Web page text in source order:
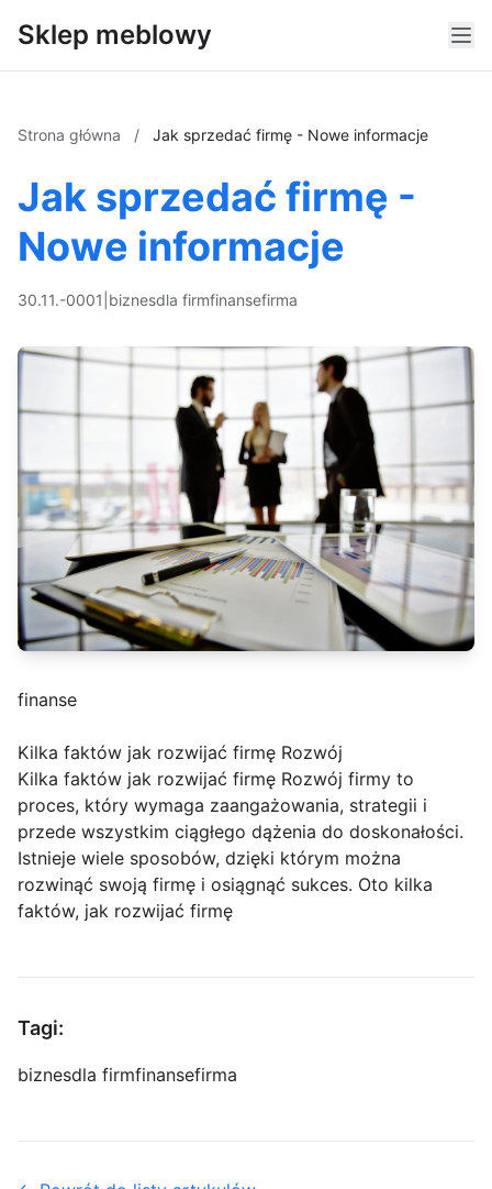
Sklep meblowy
Strona główna / Jak sprzedać firmę - Nowe informacje
Jak sprzedać firmę -
Nowe informacje
30.11.-0001 biznesdla firmfinansefirma
finanse
Kilka faktów jak rozwijać firmę Rozwój
Kilka faktów jak rozwijać firmę Rozwój firmy to
proces, który wymaga zaangażowania, strategii i
przede wszystkim ciągłego dążenia do doskonałości.
Istnieje wiele sposobów, dzięki którym można
rozwinąć swoją firmę i osiągnąć sukces. Oto kilka
faktów, jak rozwijać firmę
Tagi:
biznesdla firmfinansefirma